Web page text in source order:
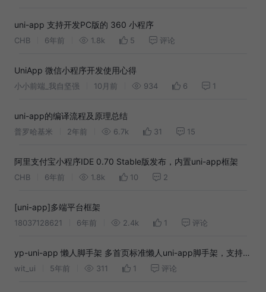
uni-app 支持开发PC版的 360 小程序
CHB 6年前 1.8k 5 评论
UniApp 微信小程序开发使用心得
小小前端_我自坚强 10月前 934 6 1
uni-app的编译流程及原理总结
普罗哈基米 2年前 6.7k 31 15
阿里支付宝小程序IDE 0.70 Stable版发布，内置uni-app框架
CHB 6年前 1.8k 10 2
[uni-app]多端平台框架
18037128621 6年前 2.4k 1 评论
yp-uni-app 懒人脚手架 多首页标准懒人uni-app脚手架，支持
H5，微信小程序，安卓，IOS, 最接近原生tabar
wit_ui 5年前 311 1 评论